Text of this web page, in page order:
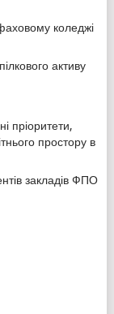
коледжі
активу
пріоритети,
простору в
закладів ФПО